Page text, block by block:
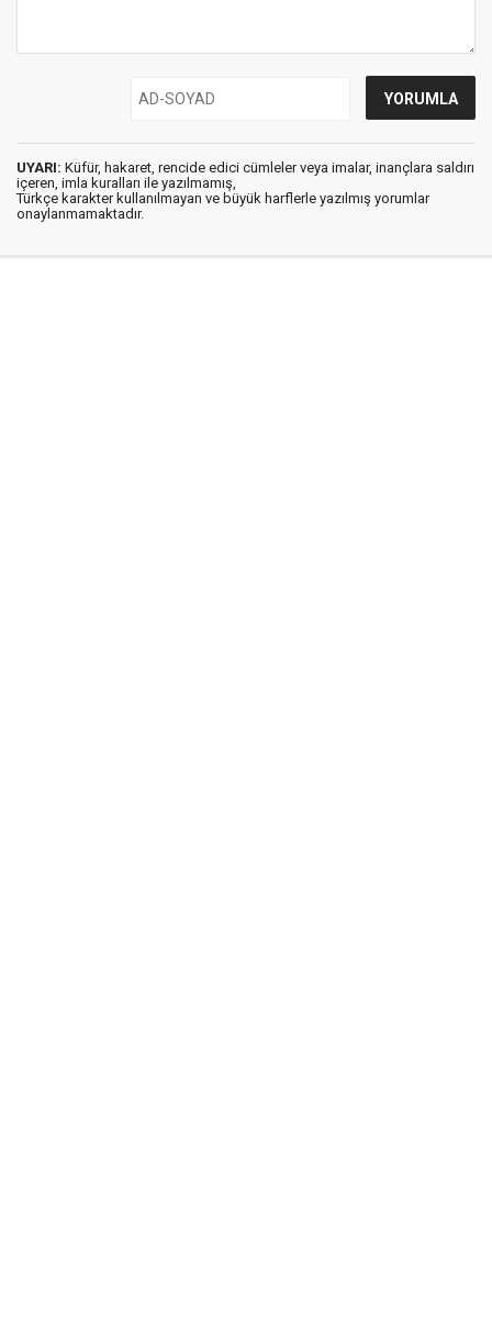
UYARI: Küfür, hakaret, rencide edici cümleler veya imalar, inançlara saldırı
içeren, imla kuralları ile yazılmamış,
Türkçe karakter kullanılmayan ve büyük harflerle yazılmış yorumlar
onaylanmamaktadır.